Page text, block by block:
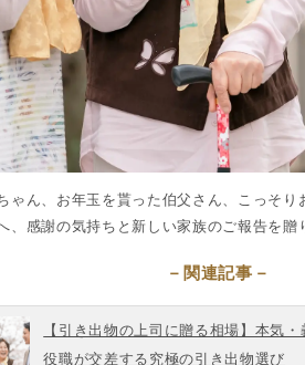
ゃん、お年玉を貰った伯父さん、こっそ
、感謝の気持ちと新しい家族のご報告を贈
－関連記事－
【引き出物の上司に贈る相場】本気
役職が交差する究極の引き出物選び